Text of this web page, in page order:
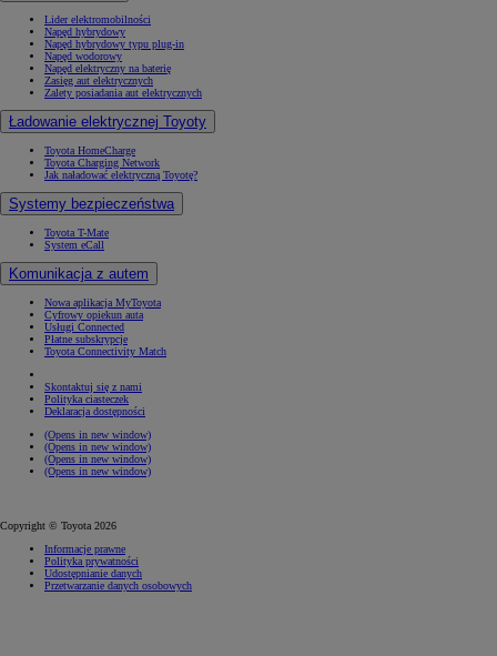
Lider elektromobilności
Napęd hybrydowy
Napęd hybrydowy typu plug-in
Napęd wodorowy
Napęd elektryczny na baterię
Zasięg aut elektrycznych
Zalety posiadania aut elektrycznych
Ładowanie elektrycznej Toyoty
Toyota HomeCharge
Toyota Charging Network
Jak naładować elektryczną Toyotę?
Systemy bezpieczeństwa
Toyota T-Mate
System eCall
Komunikacja z autem
Nowa aplikacja MyToyota
Cyfrowy opiekun auta
Usługi Connected
Płatne subskrypcje
Toyota Connectivity Match
Skontaktuj się z nami
Polityka ciasteczek
Deklaracja dostępności
(Opens in new window)
(Opens in new window)
(Opens in new window)
(Opens in new window)
Copyright © Toyota 2026
Informacje prawne
Polityka prywatności
Udostępnianie danych
Przetwarzanie danych osobowych